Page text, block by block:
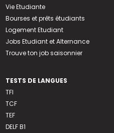
Vie Etudiante
Bourses et prêts étudiants
Logement Etudiant
Jobs Etudiant et Alternance
Trouve ton job saisonnier
TESTS DE LANGUES
TFI
TCF
TEF
DELF B1